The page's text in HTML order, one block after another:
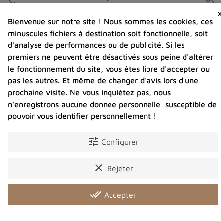
Bijoux argent fabriqués sans émission de gaz
carbonique
Partager :
Description Détails du produit Avis clients
Vous aimerez aussi
Bienvenue sur notre site ! Nous sommes les cookies, ces
minuscules fichiers à destination soit fonctionnelle, soit
d'analyse de performances ou de publicité. Si les
premiers ne peuvent être désactivés sous peine d'altérer
le fonctionnement du site, vous êtes libre d'accepter ou
pas les autres. Et même de changer d'avis lors d'une
prochaine visite. Ne vous inquiétez pas, nous
n'enregistrons aucune donnée personnelle susceptible de
pouvoir vous identifier personnellement !
tune Configurer
clear Rejeter
done_all Accepter